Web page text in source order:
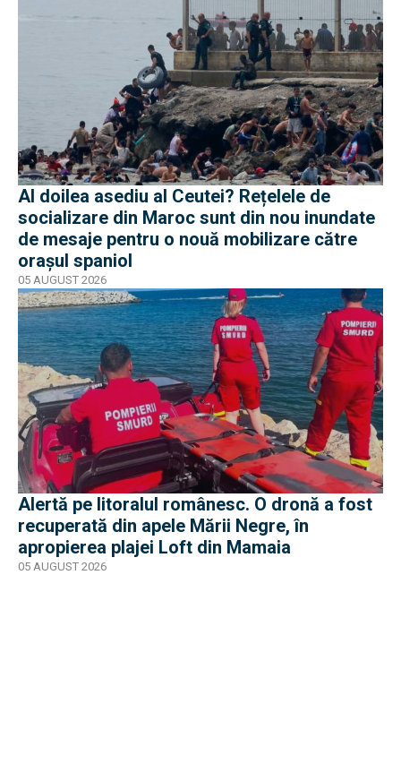
Al doilea asediu al Ceutei? Rețelele de
socializare din Maroc sunt din nou inundate
de mesaje pentru o nouă mobilizare către
orașul spaniol
05 AUGUST 2026
Alertă pe litoralul românesc. O dronă a fost
recuperată din apele Mării Negre, în
apropierea plajei Loft din Mamaia
05 AUGUST 2026